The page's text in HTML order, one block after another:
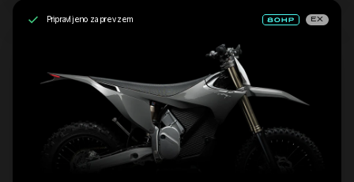
Pripravljeno za prevzem EX